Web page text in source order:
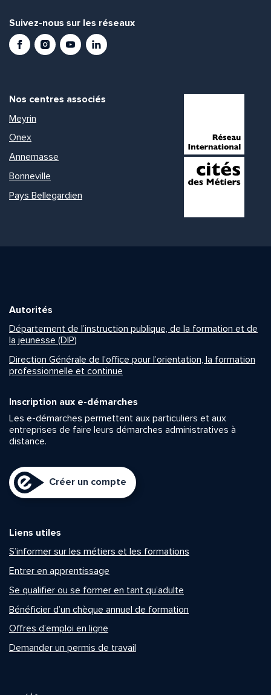
Suivez-nous sur les réseaux
FacebookInstagramYoutubeLinkedIn
Nos centres associés
Meyrin
Onex
Annemasse
Bonneville
Pays Bellegardien
Autorités
Département de l’instruction publique, de la formation et de
la jeunesse (DIP)
Direction Générale de l’office pour l’orientation, la formation
professionnelle et continue
Inscription aux e-démarches
Les e-démarches permettent aux particuliers et aux
entreprises de faire leurs démarches administratives à
distance.
Créer un compte
Liens utiles
S’informer sur les métiers et les formations
Entrer en apprentissage
Se qualifier ou se former en tant qu’adulte
Bénéficier d’un chèque annuel de formation
Offres d’emploi en ligne
Demander un permis de travail